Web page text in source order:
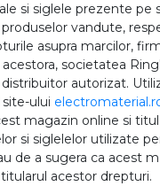
si siglele prezente pe
vandute,
asupra marcilor,
societatea
autorizat.
ului
magazin online si
si siglelelor utilizate
de a sugera ca acest
acestor drepturi.